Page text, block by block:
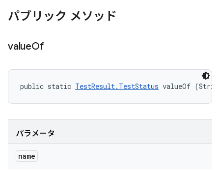
パブリック メソッド
valueOf
public static TestResult.TestStatus valueOf
パラメータ
name